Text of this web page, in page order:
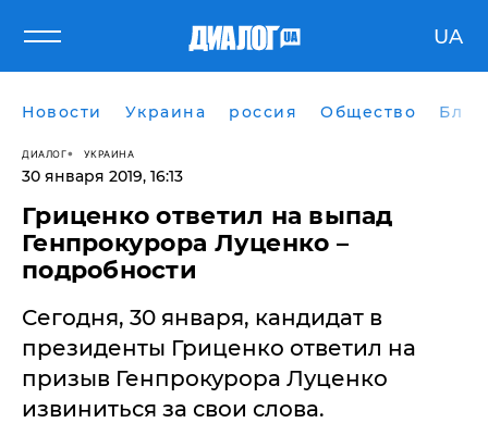
UA
Новости Украина россия Общество
ДИАЛОГ УКРАИНА
30 января 2019, 16:13
Гриценко ответил на выпад
Генпрокурора Луценко –
подробности
Сегодня, 30 января, кандидат в
президенты Гриценко ответил на
призыв Генпрокурора Луценко
извиниться за свои слова.